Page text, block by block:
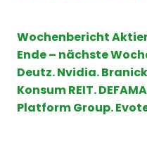
Wochenbericht
Ende – nächste
Deutz.Nvidia.
Konsum REIT.DEFAMA
Platform Group.